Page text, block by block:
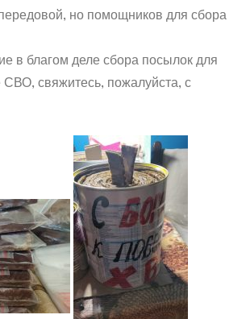
но помощников для сбора
в благом деле сбора посылок для
свяжитесь, пожалуйста, с